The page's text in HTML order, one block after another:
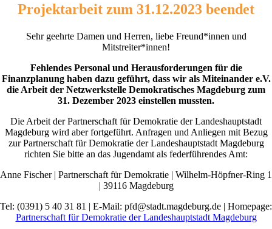
Projektarbeit zum 31.12.2023 beendet
Sehr geehrte Damen und Herren, liebe Freund*innen und
Mitstreiter*innen!
Fehlendes Personal und Herausforderungen für die
Finanzplanung haben dazu geführt, dass wir als Miteinander e.V.
die Arbeit der Netzwerkstelle Demokratisches Magdeburg zum
31. Dezember 2023 einstellen mussten.
Die Arbeit der Partnerschaft für Demokratie der Landeshauptstadt
Magdeburg wird aber fortgeführt. Anfragen und Anliegen mit Bezug
zur Partnerschaft für Demokratie der Landeshauptstadt Magdeburg
richten Sie bitte an das Jugendamt als federführendes Amt:
Anne Fischer | Partnerschaft für Demokratie | Wilhelm-Höpfner-Ring 1
| 39116 Magdeburg
Tel: (0391) 5 40 31 81 | E-Mail: pfd@stadt.magdeburg.de | Homepage:
Partnerschaft für Demokratie der Landeshauptstadt Magdeburg